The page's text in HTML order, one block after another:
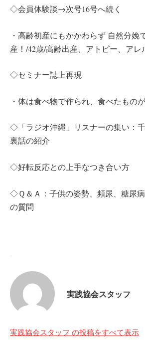
◇会員体験談→次号16号へ続く
・高齢初産にもかかわらず 自然分娩
産！/42歳/高齢出産、アトピー、アレ
◇セミナー誌上再現
・体は食べ物で作られ、食べたもの
◇「ラジオ沖縄」リスナーの集い：
裏話の紹介
◇好転反応との上手なつき合い方
◇Ｑ＆Ａ：子供の姿勢、頻尿、糖尿
の質問
実践協会スタッフ
実践協会スタッフ の投稿をすべて表示